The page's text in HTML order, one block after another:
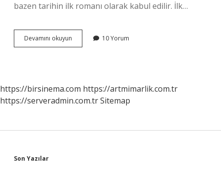
bazen tarihin ilk romanı olarak kabul edilir. İlk…
Devamını okuyun
Edebi
10 Yorum
https://birsinema.com https://artmimarlik.com.tr
https://serveradmin.com.trSitemap
Sidebar
Son Yazılar